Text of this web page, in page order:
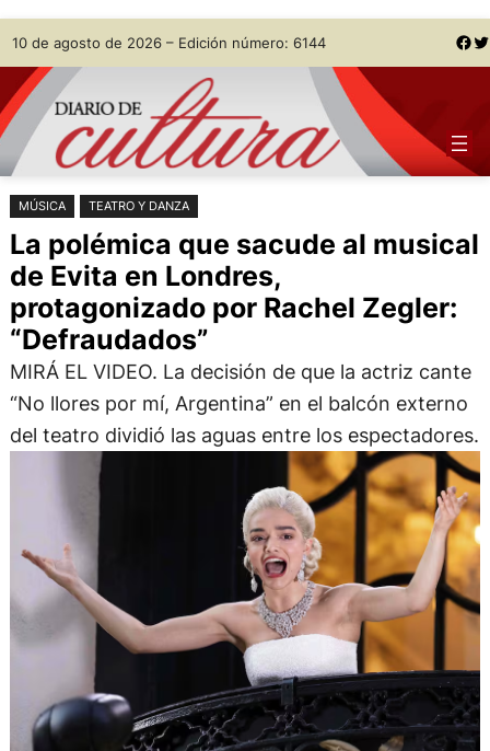
Saltar
al
contenido
Skip
to
content
10 de agosto de 2026 – Edición número: 6144 Facebook Twitter
MÚSICA TEATRO Y DANZA
La polémica que sacude al musical
de Evita en Londres,
protagonizado por Rachel Zegler:
“Defraudados”
MIRÁ EL VIDEO. La decisión de que la actriz cante
“No llores por mí, Argentina” en el balcón externo
del teatro dividió las aguas entre los espectadores.